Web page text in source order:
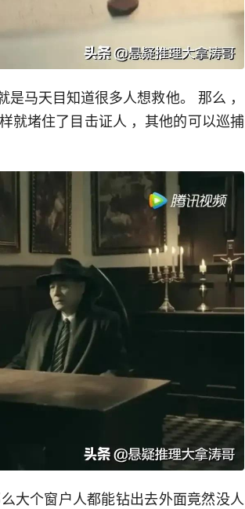
马天目知道很多人想救他。 那么 ，
就堵住了目击证人 ，其他的可以巡捕
大个窗户人都能钻出去外面竟然没人